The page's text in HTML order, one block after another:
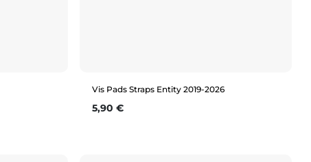
Vis Pads Straps Entity 2019-2026
Prix
5,90 €